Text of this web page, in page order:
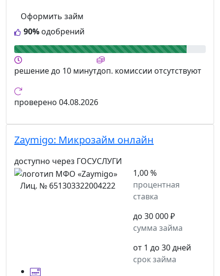
90% одобрений
Оформить займ
решениедо 10 минутдоп. комиссии отсутствуют
проверено 04.08.2026
Zaymigo: Микрозайм онлайн
доступно через ГОСУСЛУГИ
Лиц. № 651303322004222
1,00 %
процентная
ставка
до 30 000 ₽
сумма займа
от 1 до 30 дней
срок займа